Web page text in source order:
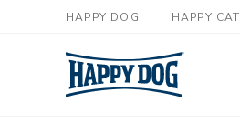
HAPPY DOG HAPPY CAT